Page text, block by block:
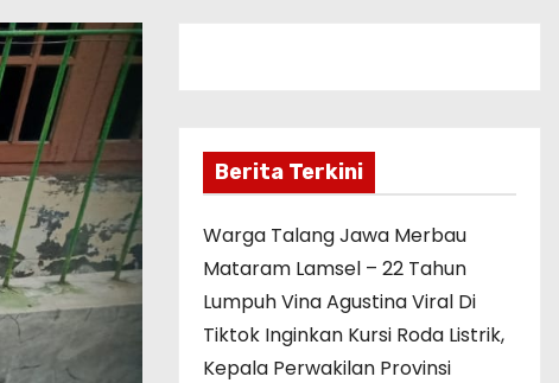
Berita Terkini
Warga Talang Jawa Merbau
Mataram Lamsel – 22 Tahun
Lumpuh Vina Agustina Viral Di
Tiktok Inginkan Kursi Roda Listrik,
Kepala Perwakilan Provinsi